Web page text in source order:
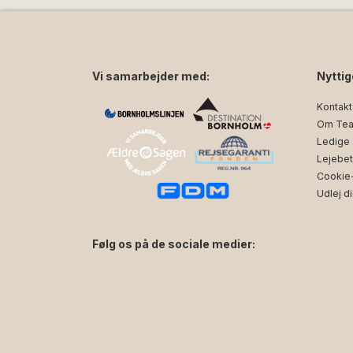
Vi samarbejder med:
Følg os på de sociale medier:
Om
Ledige
Udlej